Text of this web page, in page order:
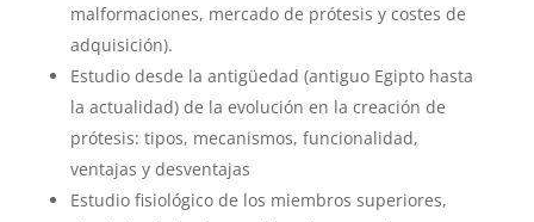
malformaciones, mercado de prótesis y costes de
adquisición).
Estudio desde la antigüedad (antiguo Egipto hasta
la actualidad) de la evolución en la creación de
prótesis: tipos, mecanismos, funcionalidad,
ventajas y desventajas
Estudio fisiológico de los miembros superiores,